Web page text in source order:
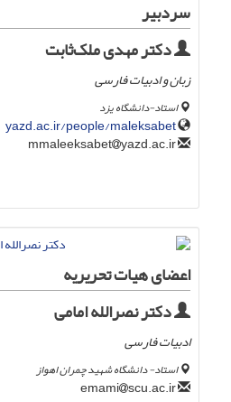
سردبیر
دکتر مهدی ملک‌ثابت
زبان و ادبیات فارسی
استاد-دانشگاه یزد
yazd.ac.ir/people/maleksabet
yazd.ac.ir
اعضای هیات تحریریه
دکتر نصرالله امامی
ادبیات فارسی
استاد- دانشگاه شهید چمران اهواز
scu.ac.ir